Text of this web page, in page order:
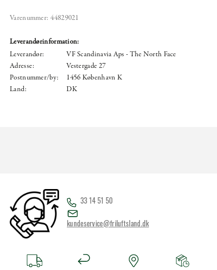
Varenummer: 44829021
Leverandørinformation:
Leverandør:
VF Scandinavia Aps - The North Face
Adresse:
Vestergade 27
Postnummer/by:
1456 København K
Land:
DK
33 14 51 50
kundeservice@friluftsland.dk